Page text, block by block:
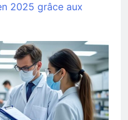
2025 grâce aux